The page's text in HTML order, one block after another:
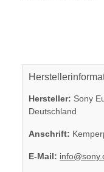
Hersteller: Sony
Deutschland
Anschrift:
E-Mail: